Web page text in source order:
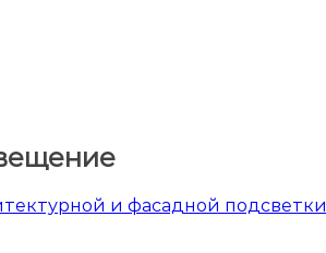
и фасадной подсветки